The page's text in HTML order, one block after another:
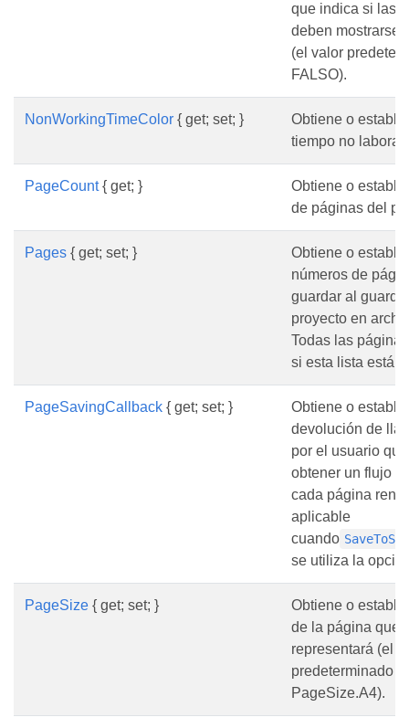
que indica si las
deben mostrarse
(el valor
FALSO).
NonWorkingTimeColor { get; set; }
Obtiene o
tiempo no
PageCount{ get; }
Obtiene o
de páginas del
Pages { get; set; }
Obtiene o
números de
guardar al
proyecto en
Todas las
si esta lista está
PageSavingCallback { get; set; }
Obtiene o
devolución de
por el usuario
obtener un flujo
cada página
aplicable
cuando
se utiliza la
PageSize { get; set; }
Obtiene o
de la página que
representará (el
predeterminado
PageSize.A4).